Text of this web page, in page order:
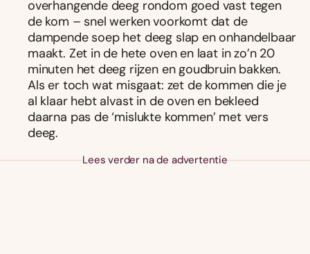
overhangende deeg rondom goed vast tegen
de kom – snel werken voorkomt dat de
dampende soep het deeg slap en onhandelbaar
maakt. Zet in de hete oven en laat in zo’n 20
minuten het deeg rijzen en goudbruin bakken.
Als er toch wat misgaat: zet de kommen die je
al klaar hebt alvast in de oven en bekleed
daarna pas de ‘mislukte kommen’ met vers
deeg.
Lees verder na de advertentie